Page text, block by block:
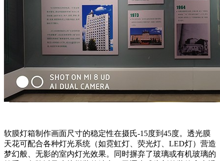
软膜灯箱制作画面尺寸的稳定性在摄氏-15度到45度。透光膜
天花可配合各种灯光系统（如霓虹灯、荧光灯、LED灯）营造
梦幻般、无影的室内灯光效果。同时摒弃了玻璃或有机玻璃的